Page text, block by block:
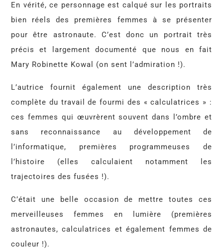
En vérité, ce personnage est calqué sur les portraits
bien réels des premières femmes à se présenter
pour être astronaute. C’est donc un portrait très
précis et largement documenté que nous en fait
Mary Robinette Kowal (on sent l’admiration !).
L’autrice fournit également une description très
complète du travail de fourmi des « calculatrices » :
ces femmes qui œuvrèrent souvent dans l’ombre et
sans reconnaissance au développement de
l’informatique, premières programmeuses de
l’histoire (elles calculaient notamment les
trajectoires des fusées !).
C’était une belle occasion de mettre toutes ces
merveilleuses femmes en lumière (premières
astronautes, calculatrices et également femmes de
couleur !).